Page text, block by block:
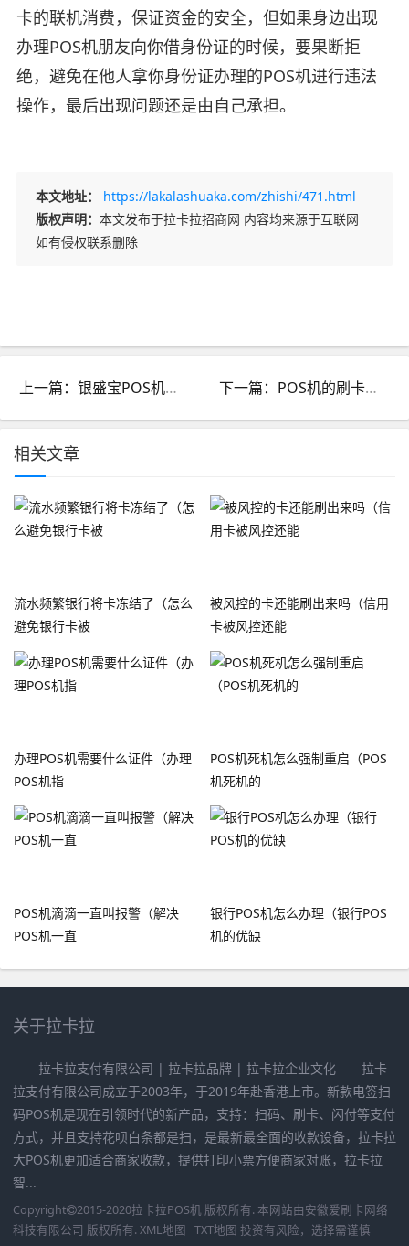
卡的联机消费，保证资金的安全，但如果身边出现
办理POS机朋友向你借身份证的时候，要果断拒
绝，避免在他人拿你身份证办理的POS机进行违法
操作，最后出现问题还是由自己承担。
本文地址：
https://lakalashuaka.com/zhishi/471.html
版权声明： 本文发布于拉卡拉招商网 内容均来源于互联网
如有侵权联系删除
上一篇：银盛宝POS机收取399元如何返还399元 下一篇：POS机的刷卡手续费费率介绍，怎么算的
相关文章
流水频繁银行将卡冻结了（怎么
避免银行卡被
被风控的卡还能刷出来吗（信用
卡被风控还能
办理POS机需要什么证件（办理
POS机指
POS机死机怎么强制重启（POS
机死机的
POS机滴滴一直叫报警（解决
POS机一直
银行POS机怎么办理（银行POS
机的优缺
关于拉卡拉
拉卡拉支付有限公司 | 拉卡拉品牌 | 拉卡拉企业文化 拉卡
拉支付有限公司成立于2003年，于2019年赴香港上市。新款电签扫
码POS机是现在引领时代的新产品，支持：扫码、刷卡、闪付等支付
方式，并且支持花呗白条都是扫，是最新最全面的收款设备，拉卡拉
大POS机更加适合商家收款，提供打印小票方便商家对账，拉卡拉
智...
Copyright 2015-2020拉卡拉POS机 版权所有. 本网站由安徽爱刷卡网络
科技有限公司 版权所有. XML地图 TXT地图 投资有风险，选择需谨慎